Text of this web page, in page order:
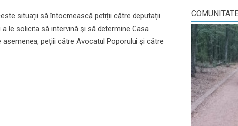
situații să întocmească petiții către deputații
le solicita să intervină și să determine Casa
pețiii către Avocatul Poporului și către
COMUNITATE